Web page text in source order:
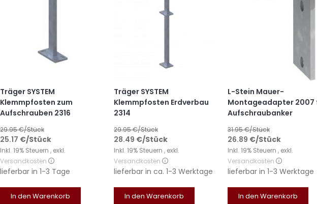
Träger SYSTEM
Klemmpfosten zum
Aufschrauben 2316
29.95€/Stück
25.17 €/Stück
Inkl. 19% Steuern , exkl.
Versandkosten
lieferbar in 1-3 Tage
In den Warenkorb
Träger SYSTEM
Klemmpfosten Erdverbau
2314
29.95€/Stück
28.49 €/Stück
Inkl. 19% Steuern , exkl.
Versandkosten
lieferbar in ca. 1-3 Werktage
In den Warenkorb
L-Stein Mauer-
Montageadapter 2007
Aufschraubanker
31.95€/Stück
26.89 €/Stück
Inkl. 19% Steuern , exkl.
Versandkosten
lieferbar in 1-3 Werktage
In den Warenkorb